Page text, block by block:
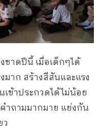
ชาดปีนี้ เมื่อเด็กๆได้
าก สร้างสีสันและแรง
ข้าประกวดได้ไม่น้อย
ำถามมากมาย แย่งกัน